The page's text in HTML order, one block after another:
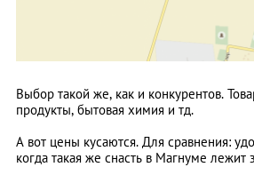
Выбор такой же, как и конкурентов.
продукты, бытовая химия и тд.
А вот цены кусаются. Для сравнения:
когда такая же снасть в Магнуме лежит